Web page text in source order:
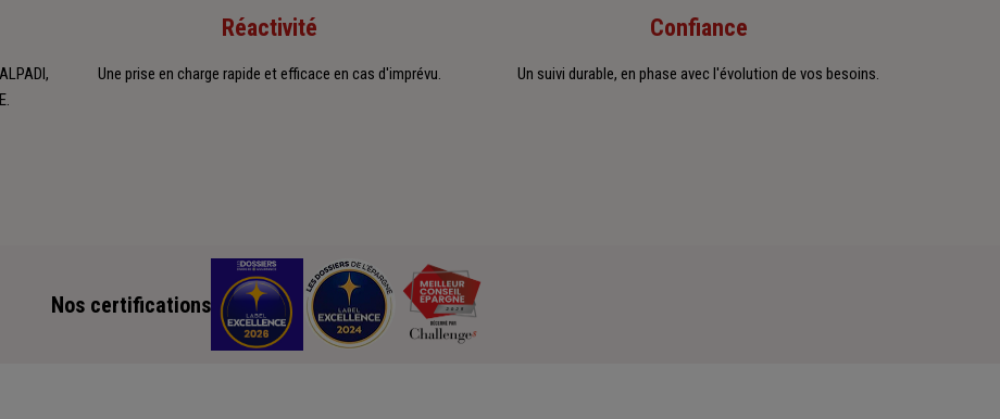
Réactivité
Une prise en charge rapide et efficace en cas d'imprévu.
Confiance
Un suivi durable, en phase avec l'évolution de vos besoins.
Nos certifications